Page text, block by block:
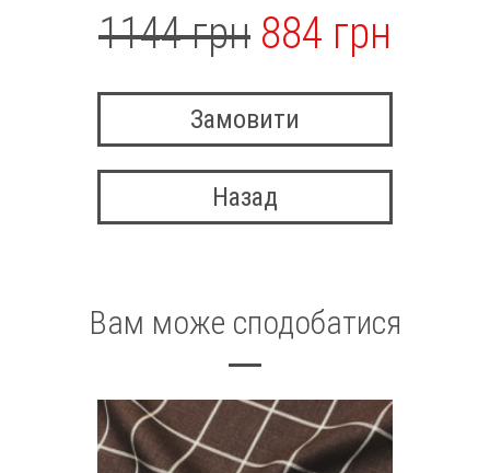
1144 грн 884 грн
Замовити
Назад
Вам може сподобатися